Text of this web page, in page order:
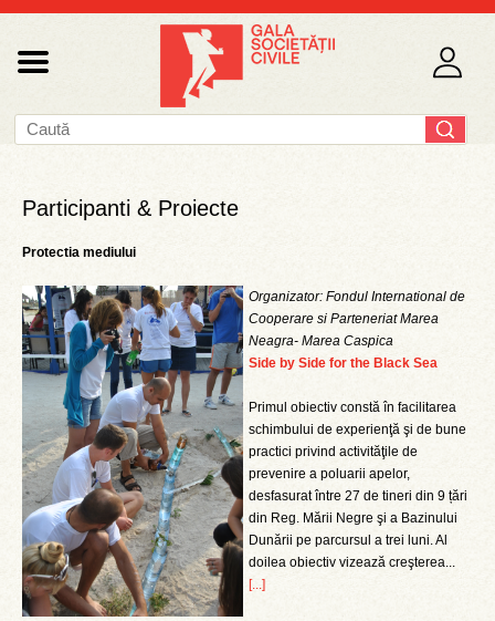
Participanti & Proiecte
Protectia mediului
Organizator: Fondul International de
Cooperare si Parteneriat Marea
Neagra- Marea Caspica
Side by Side for the Black Sea
Primul obiectiv constă în facilitarea
schimbului de experienţă şi de bune
practici privind activităţile de
prevenire a poluarii apelor,
desfasurat între 27 de tineri din 9 țări
din Reg. Mării Negre şi a Bazinului
Dunării pe parcursul a trei luni. Al
doilea obiectiv vizează creşterea...
[...]